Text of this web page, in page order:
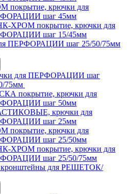
покрытие, крючки для
шаг 45мм
ХРОМ покрытие, крючки для
шаг 15/45мм
ПЕРФОРАЦИИ шаг 25/50/75мм
для ПЕРФОРАЦИИ шаг
75мм
покрытие, крючки для
шаг 50мм
крючки для
шаг 25мм
покрытие, крючки для
шаг 25/50мм
ХРОМ покрытие, крючки для
шаг 25/50/75мм
для РЕШЕТОК/